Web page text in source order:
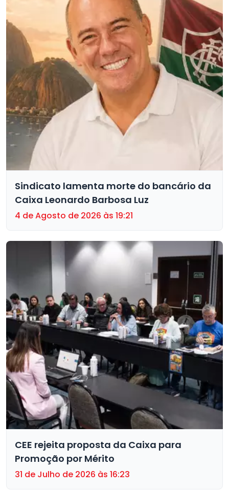
Sindicato lamenta morte do bancário da
Caixa Leonardo Barbosa Luz
4 de Agosto de 2026 às 19:21
CEE rejeita proposta da Caixa para
Promoção por Mérito
31 de Julho de 2026 às 16:23